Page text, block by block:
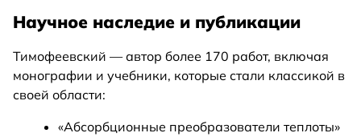
Научное наследие и публикации
Тимофеевский — автор более 170 работ, включая
монографии и учебники, которые стали классикой в
своей области:
«Абсорбционные преобразователи теплоты»